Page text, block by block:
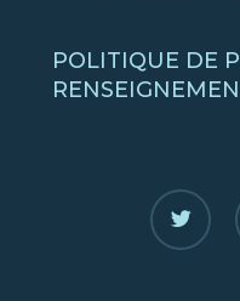
POLITIQUE DE
twitter